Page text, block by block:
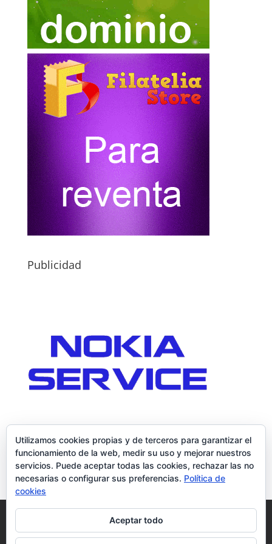
Publicidad
Condiciones y Privacidad
Contacto
Tienda Carrito Mi cuenta
Utilizamos cookies propias y de terceros para garantizar el
funcionamiento de la web, medir su uso y mejorar nuestros
servicios. Puede aceptar todas las cookies, rechazar las no
necesarias o configurar sus preferencias. Política de
cookies
Aceptar todo